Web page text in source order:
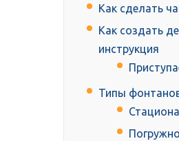
Как сделать
Как создать
инструкция
Типы